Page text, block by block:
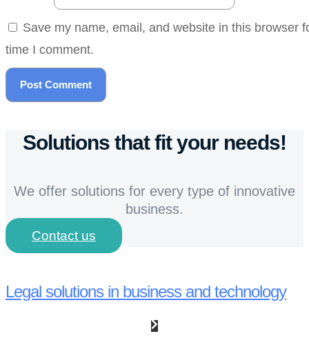
Save my name, email, and website in this browser
time I comment.
Solutions that fit your needs!
We offer solutions for every type of innovative
business.
Contact us
Legal solutions in business and technology